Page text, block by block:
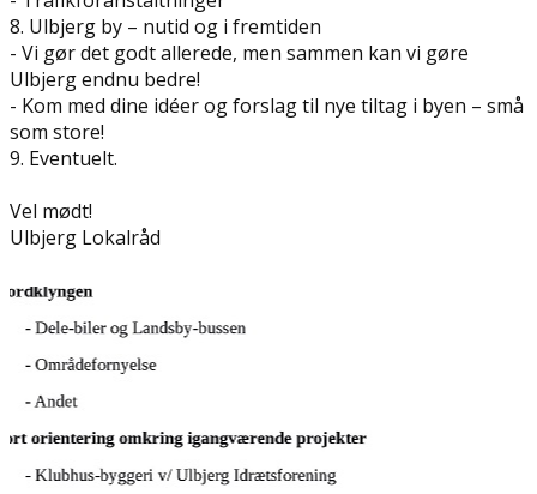
8. Ulbjerg by – nutid og i fremtiden
- Vi gør det godt allerede, men sammen kan vi gøre
Ulbjerg endnu bedre!
- Kom med dine idéer og forslag til nye tiltag i byen – små
som store!
9. Eventuelt.
Vel mødt!
Ulbjerg Lokalråd